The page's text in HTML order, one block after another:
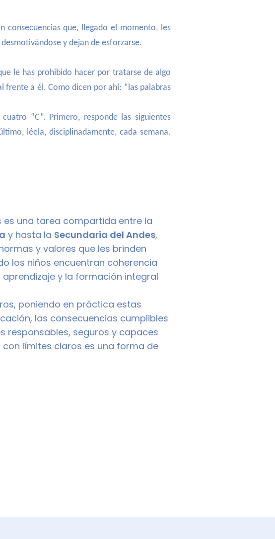
consecuencias que, llegado el momento, les
y dejan de esforzarse.
le has prohibido hacer por tratarse de algo
a él. Como dicen por ahí: “las palabras
“C”. Primero, responde las siguientes
léela, disciplinadamente, cada semana.
una tarea compartida entre la
y hasta la Secundaria del Andes,
y valores que les brinden
los niños encuentran coherencia
y la formación integral
poniendo en práctica estas
las consecuencias cumplibles
responsables, seguros y capaces
límites claros es una forma de